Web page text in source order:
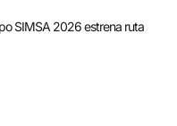
SIMSA 2026 estrena ruta